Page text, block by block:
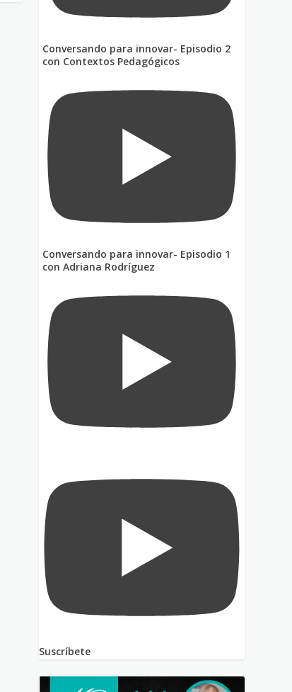
Conversando para innovar- Episodio 2
con Contextos Pedagógicos
Conversando para innovar- Episodio 1
con Adriana Rodríguez
Suscríbete